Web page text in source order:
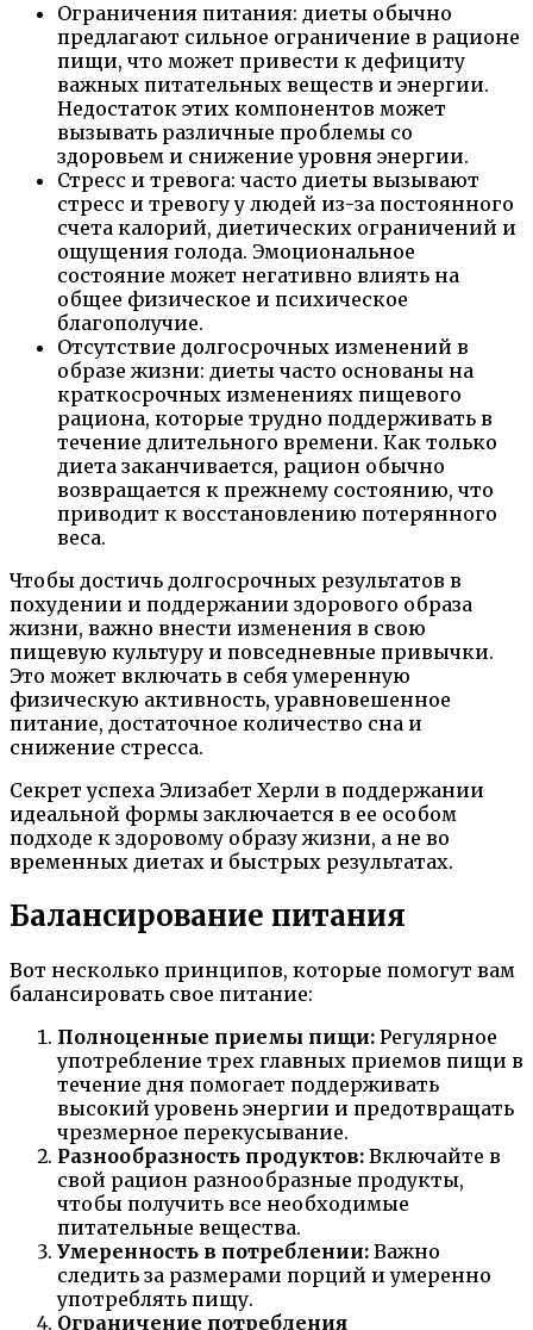
Ограничения питания: диеты обычно
предлагают сильное ограничение в рационе
пищи, что может привести к дефициту
важных питательных веществ и энергии.
Недостаток этих компонентов может
вызывать различные проблемы со
здоровьем и снижение уровня энергии.
Стресс и тревога: часто диеты вызывают
стресс и тревогу у людей из-за постоянного
счета калорий, диетических ограничений и
ощущения голода. Эмоциональное
состояние может негативно влиять на
общее физическое и психическое
благополучие.
Отсутствие долгосрочных изменений в
образе жизни: диеты часто основаны на
краткосрочных изменениях пищевого
рациона, которые трудно поддерживать в
течение длительного времени. Как только
диета заканчивается, рацион обычно
возвращается к прежнему состоянию, что
приводит к восстановлению потерянного
веса.
Чтобы достичь долгосрочных результатов в
похудении и поддержании здорового образа
жизни, важно внести изменения в свою
пищевую культуру и повседневные привычки.
Это может включать в себя умеренную
физическую активность, уравновешенное
питание, достаточное количество сна и
снижение стресса.
Секрет успеха Элизабет Херли в поддержании
идеальной формы заключается в ее особом
подходе к здоровому образу жизни, а не во
временных диетах и быстрых результатах.
Балансирование питания
Вот несколько принципов, которые помогут вам
балансировать свое питание:
Полноценные приемы пищи: Регулярное
употребление трех главных приемов пищи в
течение дня помогает поддерживать
высокий уровень энергии и предотвращать
чрезмерное перекусывание.
Разнообразность продуктов: Включайте в
свой рацион разнообразные продукты,
чтобы получить все необходимые
питательные вещества.
Умеренность в потреблении: Важно
следить за размерами порций и умеренно
употреблять пищу.
Ограничение потребления